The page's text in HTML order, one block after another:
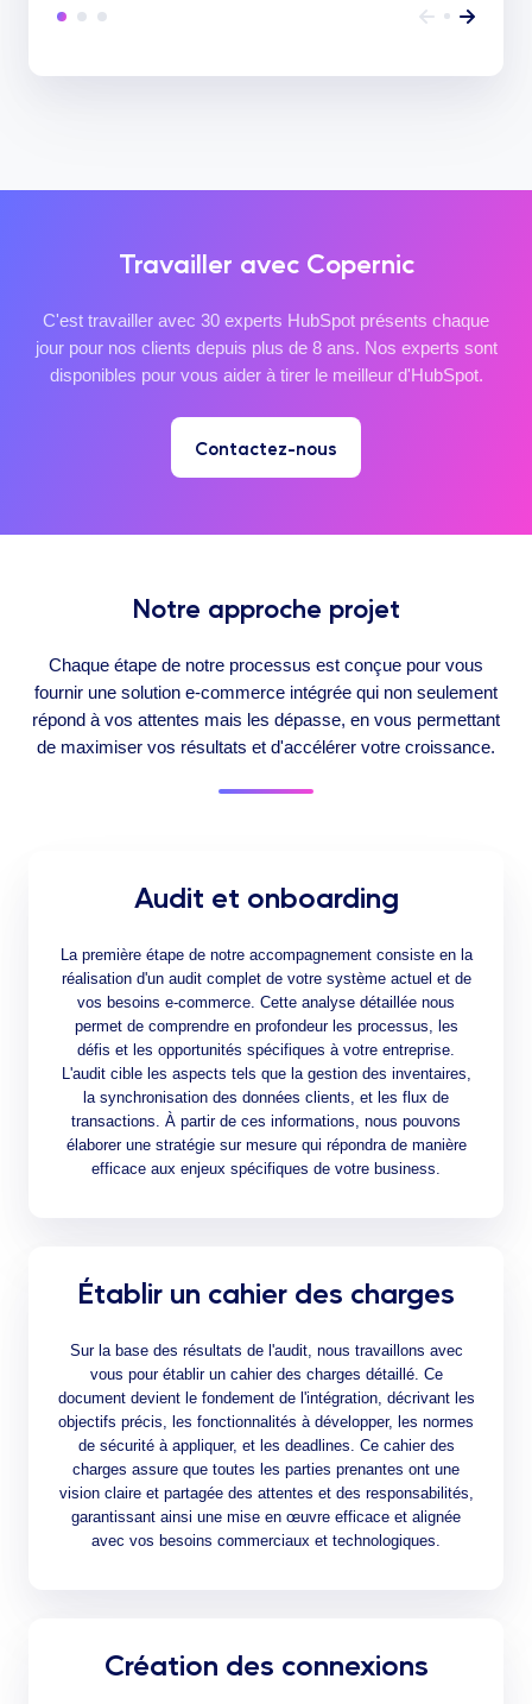
Travailler avec Copernic
C'est travailler avec 30 experts HubSpot présents chaque
jour pour nos clients depuis plus de 8 ans. Nos experts sont
disponibles pour vous aider à tirer le meilleur d'HubSpot.
Contactez-nous
Notre approche projet
Chaque étape de notre processus est conçue pour vous
fournir une solution e-commerce intégrée qui non seulement
répond à vos attentes mais les dépasse, en vous permettant
de maximiser vos résultats et d'accélérer votre croissance.
Audit et onboarding
La première étape de notre accompagnement consiste en la
réalisation d'un audit complet de votre système actuel et de
vos besoins e-commerce. Cette analyse détaillée nous
permet de comprendre en profondeur les processus, les
défis et les opportunités spécifiques à votre entreprise.
L'audit cible les aspects tels que la gestion des inventaires,
la synchronisation des données clients, et les flux de
transactions. À partir de ces informations, nous pouvons
élaborer une stratégie sur mesure qui répondra de manière
efficace aux enjeux spécifiques de votre business.
Établir un cahier des charges
Sur la base des résultats de l'audit, nous travaillons avec
vous pour établir un cahier des charges détaillé. Ce
document devient le fondement de l'intégration, décrivant les
objectifs précis, les fonctionnalités à développer, les normes
de sécurité à appliquer, et les deadlines. Ce cahier des
charges assure que toutes les parties prenantes ont une
vision claire et partagée des attentes et des responsabilités,
garantissant ainsi une mise en œuvre efficace et alignée
avec vos besoins commerciaux et technologiques.
Création des connexions